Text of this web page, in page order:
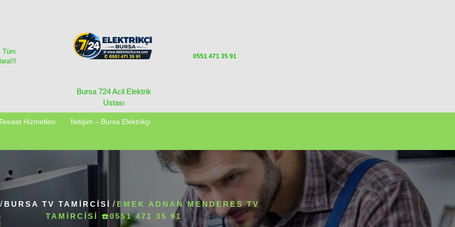
Tüm
Bursa 724 Acil Elektrik
Ustası
0551 471 35 91
Hizmetleri İletişim – Bursa Elektrikçi
/ BURSA TV TAMIRCISI / EMEK ADNAN MENDERES TV
TAMIRCISI ☎️0551 471 35 91